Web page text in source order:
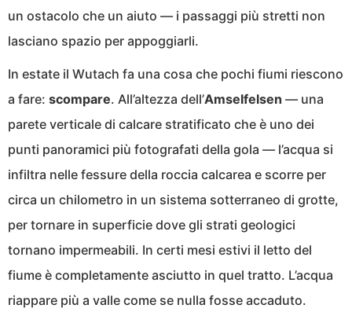
un ostacolo che un aiuto — i passaggi più stretti non
lasciano spazio per appoggiarli.
In estate il Wutach fa una cosa che pochi fiumi riescono
a fare: scompare. All’altezza dell’Amselfelsen — una
parete verticale di calcare stratificato che è uno dei
punti panoramici più fotografati della gola — l’acqua si
infiltra nelle fessure della roccia calcarea e scorre per
circa un chilometro in un sistema sotterraneo di grotte,
per tornare in superficie dove gli strati geologici
tornano impermeabili. In certi mesi estivi il letto del
fiume è completamente asciutto in quel tratto. L’acqua
riappare più a valle come se nulla fosse accaduto.